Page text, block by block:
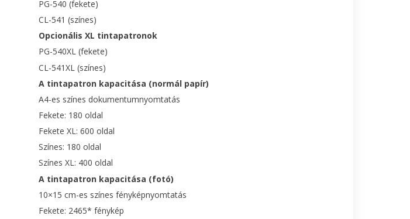
PG-540 (fekete)
CL-541 (színes)
Opcionális XL tintapatronok
PG-540XL (fekete)
CL-541XL (színes)
A tintapatron kapacitása (normál papír)
A4-es színes dokumentumnyomtatás
Fekete: 180 oldal
Fekete XL: 600 oldal
Színes: 180 oldal
Színes XL: 400 oldal
A tintapatron kapacitása (fotó)
10×15 cm-es színes fényképnyomtatás
Fekete: 2465* fénykép